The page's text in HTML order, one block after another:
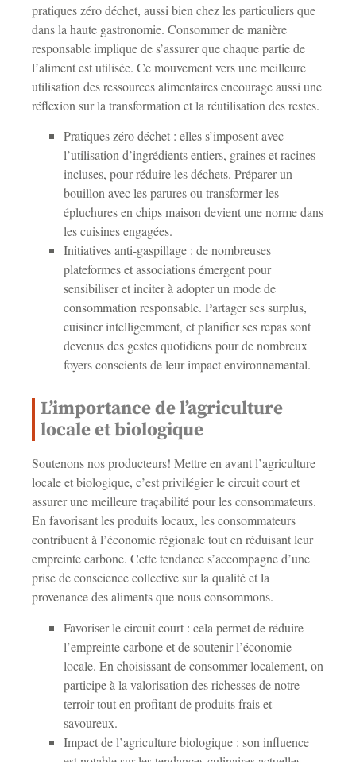
pratiques zéro déchet, aussi bien chez les particuliers que
dans la haute gastronomie. Consommer de manière
responsable implique de s’assurer que chaque partie de
l’aliment est utilisée. Ce mouvement vers une meilleure
utilisation des ressources alimentaires encourage aussi une
réflexion sur la transformation et la réutilisation des restes.
Pratiques zéro déchet : elles s’imposent avec
l’utilisation d’ingrédients entiers, graines et racines
incluses, pour réduire les déchets. Préparer un
bouillon avec les parures ou transformer les
épluchures en chips maison devient une norme dans
les cuisines engagées.
Initiatives anti-gaspillage : de nombreuses
plateformes et associations émergent pour
sensibiliser et inciter à adopter un mode de
consommation responsable. Partager ses surplus,
cuisiner intelligemment, et planifier ses repas sont
devenus des gestes quotidiens pour de nombreux
foyers conscients de leur impact environnemental.
L’importance de l’agriculture
locale et biologique
Soutenons nos producteurs! Mettre en avant l’agriculture
locale et biologique, c’est privilégier le circuit court et
assurer une meilleure traçabilité pour les consommateurs.
En favorisant les produits locaux, les consommateurs
contribuent à l’économie régionale tout en réduisant leur
empreinte carbone. Cette tendance s’accompagne d’une
prise de conscience collective sur la qualité et la
provenance des aliments que nous consommons.
Favoriser le circuit court : cela permet de réduire
l’empreinte carbone et de soutenir l’économie
locale. En choisissant de consommer localement, on
participe à la valorisation des richesses de notre
terroir tout en profitant de produits frais et
savoureux.
Impact de l’agriculture biologique : son influence